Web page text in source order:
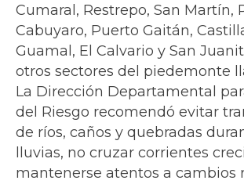
Cumaral, Restrepo, San Martín,
Cabuyaro, Puerto Gaitán,
Guamal, El Calvario y San
otros sectores del piedemonte
La Dirección Departamental
del Riesgo recomendó evitar
de ríos, caños y quebradas
lluvias, no cruzar corrientes
mantenerse atentos a cambios